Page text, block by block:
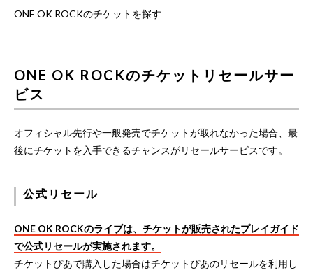
ONE OK ROCKのチケットを探す
ONE OK ROCKのチケットリセールサー
ビス
オフィシャル先行や一般発売でチケットが取れなかった場合、最
後にチケットを入手できるチャンスがリセールサービスです。
公式リセール
ONE OK ROCKのライブは、チケットが販売されたプレイガイド
で公式リセールが実施されます。
チケットぴあで購入した場合はチケットぴあのリセールを利用し